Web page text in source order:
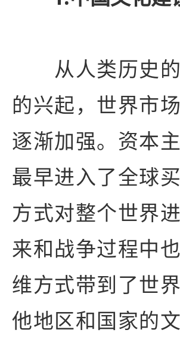
从人类历史的
的兴起，世界市
逐渐加强。资本
最早进入了全球
方式对整个世界
来和战争过程中
维方式带到了世
他地区和国家的